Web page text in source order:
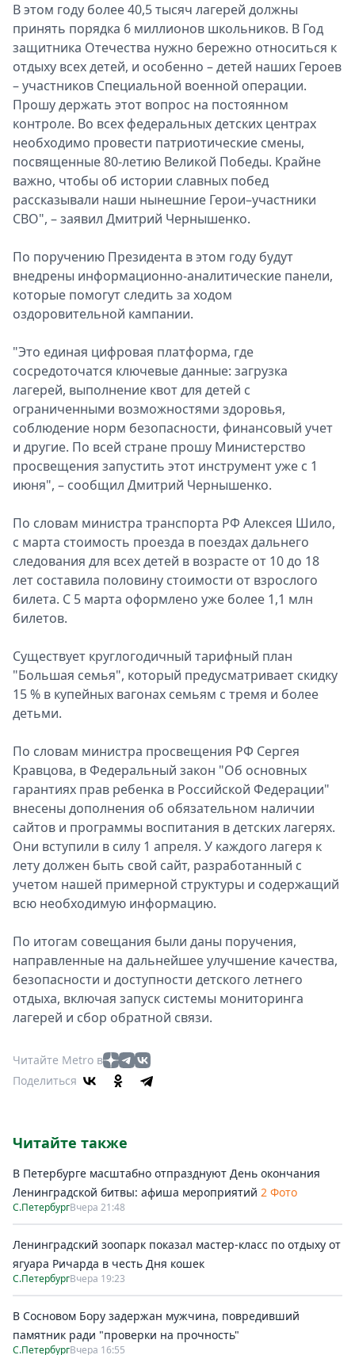
В этом году более 40,5 тысяч лагерей должны
принять порядка 6 миллионов школьников. В Год
защитника Отечества нужно бережно относиться к
отдыху всех детей, и особенно – детей наших Героев
– участников Специальной военной операции.
Прошу держать этот вопрос на постоянном
контроле. Во всех федеральных детских центрах
необходимо провести патриотические смены,
посвященные 80-летию Великой Победы. Крайне
важно, чтобы об истории славных побед
рассказывали наши нынешние Герои–участники
СВО", – заявил Дмитрий Чернышенко.
По поручению Президента в этом году будут
внедрены информационно-аналитические панели,
которые помогут следить за ходом
оздоровительной кампании.
"Это единая цифровая платформа, где
сосредоточатся ключевые данные: загрузка
лагерей, выполнение квот для детей с
ограниченными возможностями здоровья,
соблюдение норм безопасности, финансовый учет
и другие. По всей стране прошу Министерство
просвещения запустить этот инструмент уже с 1
июня", – сообщил Дмитрий Чернышенко.
По словам министра транспорта РФ Алексея Шило,
с марта стоимость проезда в поездах дальнего
следования для всех детей в возрасте от 10 до 18
лет составила половину стоимости от взрослого
билета. С 5 марта оформлено уже более 1,1 млн
билетов.
Существует круглогодичный тарифный план
"Большая семья", который предусматривает скидку
15 % в купейных вагонах семьям с тремя и более
детьми.
По словам министра просвещения РФ Сергея
Кравцова, в Федеральный закон "Об основных
гарантиях прав ребенка в Российской Федерации"
внесены дополнения об обязательном наличии
сайтов и программы воспитания в детских лагерях.
Они вступили в силу 1 апреля. У каждого лагеря к
лету должен быть свой сайт, разработанный с
учетом нашей примерной структуры и содержащий
всю необходимую информацию.
По итогам совещания были даны поручения,
направленные на дальнейшее улучшение качества,
безопасности и доступности детского летнего
отдыха, включая запуск системы мониторинга
лагерей и сбор обратной связи.
Читайте Metro в
Поделиться
Читайте также
В Петербурге масштабно отпразднуют День окончания
Ленинградской битвы: афиша мероприятий 2 Фото
С.ПетербургВчера 21:48
Ленинградский зоопарк показал мастер-класс по отдыху от
ягуара Ричарда в честь Дня кошек
С.ПетербургВчера 19:23
В Сосновом Бору задержан мужчина, повредивший
памятник ради "проверки на прочность"
С.ПетербургВчера 16:55